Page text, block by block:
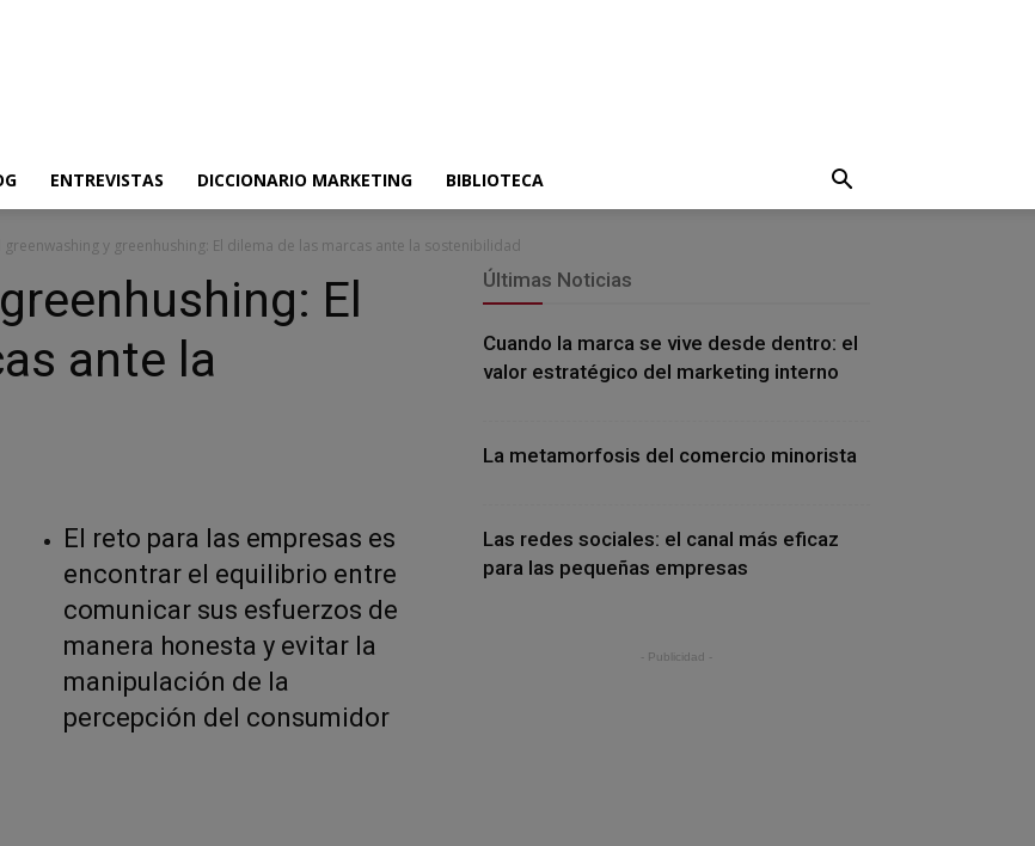
ENTREVISTAS DICCIONARIO MARKETING BIBLIOTECA
greenwashing y greenhushing: El dilema de las marcas ante la sostenibilidad
El
ante la
El reto para las empresas es
encontrar el equilibrio entre
comunicar sus esfuerzos de
manera honesta y evitar la
manipulación de la
percepción del consumidor
Últimas Noticias
Cuando la marca se vive desde dentro: el
valor estratégico del marketing interno
La metamorfosis del comercio minorista
Las redes sociales: el canal más eficaz
para las pequeñas empresas
- Publicidad -